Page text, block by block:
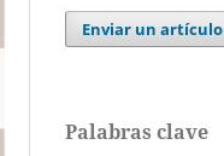
Enviar un artículo
Palabras clave